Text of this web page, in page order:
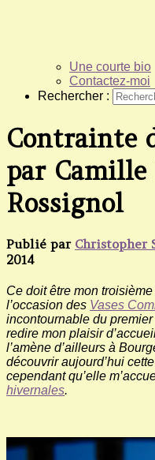
Une courte bio
Contactez-moi
Rechercher :
Contrainte
par
Rossignol
Publié par Christopher
2014
Ce doit être mon
l’occasion des Vases
incontournable du
redire mon plaisir
l’amène d’ailleurs à
découvrir aujourd’hui
cependant qu’elle
hivernales.